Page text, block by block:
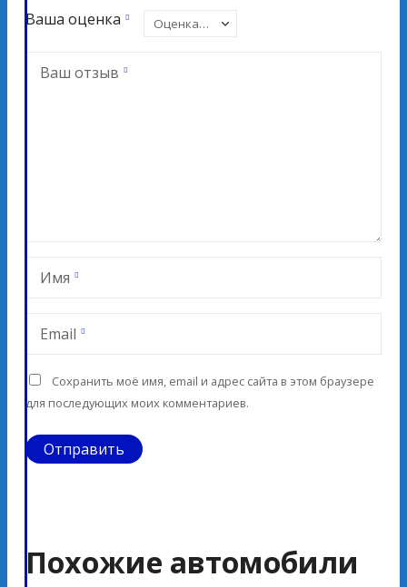
Ваша оценка
Ваш отзыв
Имя
Email
Сохранить моё имя, email и адрес сайта в этом браузере
для последующих моих комментариев.
Похожие автомобили